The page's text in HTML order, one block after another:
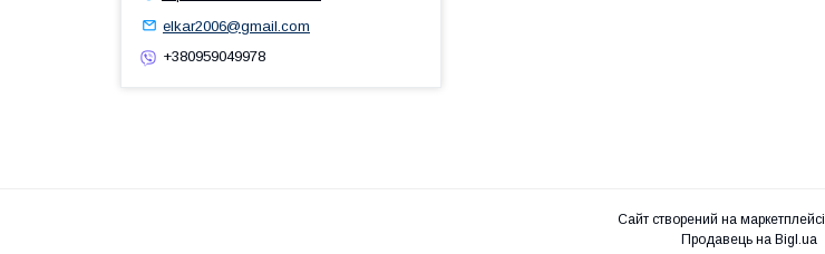
elkar2006@gmail.com
+380959049978
Сайт створений на маркетплейсі
Продавець на Bigl.ua